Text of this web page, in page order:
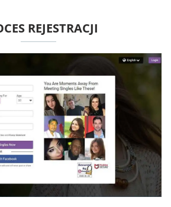
REJESTRACJI